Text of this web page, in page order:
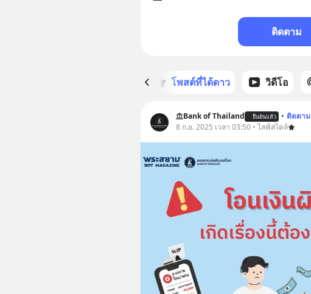
ติดตาม
โพสต์ที่ได้ดาว วิดีโอ
Bank of Thailand ยืนยันแล้ว • ติดตาม
8 ก.ย. 2025 เวลา 03:50 • ไลฟ์สไตล์